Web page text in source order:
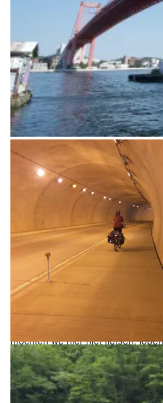
Een van de bruggen waar we
De voetgangerstunnel van
mochten we hier niet fietsen,
De meeste foto’s van tunnels
rustig, goed verlicht en met een
andere type is minder geschikt
voor een foto!